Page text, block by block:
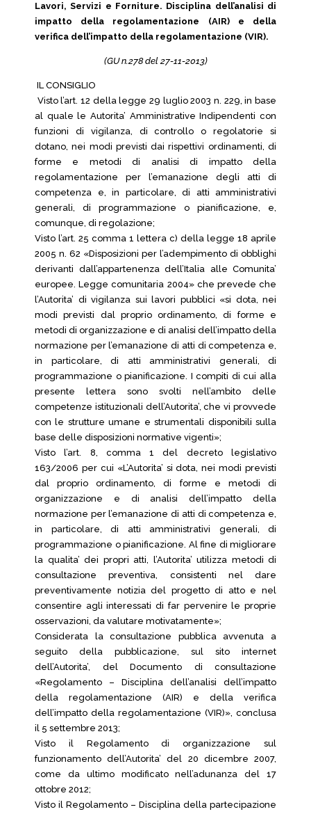
Lavori, Servizi e Forniture. Disciplina dell’analisi di
impatto della regolamentazione (AIR) e della
verifica dell’impatto della regolamentazione (VIR).
(GU n.278 del 27-11-2013)
IL CONSIGLIO
Visto l’art. 12 della legge 29 luglio 2003 n. 229, in base
al quale le Autorita’ Amministrative Indipendenti con
funzioni di vigilanza, di controllo o regolatorie si
dotano, nei modi previsti dai rispettivi ordinamenti, di
forme e metodi di analisi di impatto della
regolamentazione per l’emanazione degli atti di
competenza e, in particolare, di atti amministrativi
generali, di programmazione o pianificazione, e,
comunque, di regolazione;
Visto l’art. 25 comma 1 lettera c) della legge 18 aprile
2005 n. 62 «Disposizioni per l’adempimento di obblighi
derivanti dall’appartenenza dell’Italia alle Comunita’
europee. Legge comunitaria 2004» che prevede che
l’Autorita’ di vigilanza sui lavori pubblici «si dota, nei
modi previsti dal proprio ordinamento, di forme e
metodi di organizzazione e di analisi dell’impatto della
normazione per l’emanazione di atti di competenza e,
in particolare, di atti amministrativi generali, di
programmazione o pianificazione. I compiti di cui alla
presente lettera sono svolti nell’ambito delle
competenze istituzionali dell’Autorita’, che vi provvede
con le strutture umane e strumentali disponibili sulla
base delle disposizioni normative vigenti»;
Visto l’art. 8, comma 1 del decreto legislativo
163/2006 per cui «L’Autorita’ si dota, nei modi previsti
dal proprio ordinamento, di forme e metodi di
organizzazione e di analisi dell’impatto della
normazione per l’emanazione di atti di competenza e,
in particolare, di atti amministrativi generali, di
programmazione o pianificazione. Al fine di migliorare
la qualita’ dei propri atti, l’Autorita’ utilizza metodi di
consultazione preventiva, consistenti nel dare
preventivamente notizia del progetto di atto e nel
consentire agli interessati di far pervenire le proprie
osservazioni, da valutare motivatamente»;
Considerata la consultazione pubblica avvenuta a
seguito della pubblicazione, sul sito internet
dell’Autorita’, del Documento di consultazione
«Regolamento – Disciplina dell’analisi dell’impatto
della regolamentazione (AIR) e della verifica
dell’impatto della regolamentazione (VIR)», conclusa
il 5 settembre 2013;
Visto il Regolamento di organizzazione sul
funzionamento dell’Autorita’ del 20 dicembre 2007,
come da ultimo modificato nell’adunanza del 17
ottobre 2012;
Visto il Regolamento – Disciplina della partecipazione